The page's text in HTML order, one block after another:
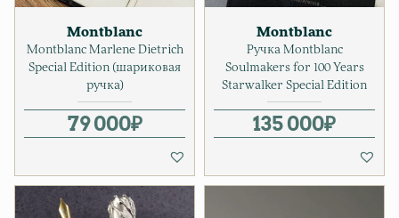
Montblanc
Montblanc Marlene Dietrich
Special Edition (шариковая
ручка)
79 000₽
Montblanc
Ручка Montblanc
Soulmakers for 100 Years
Starwalker Special Edition
135 000₽